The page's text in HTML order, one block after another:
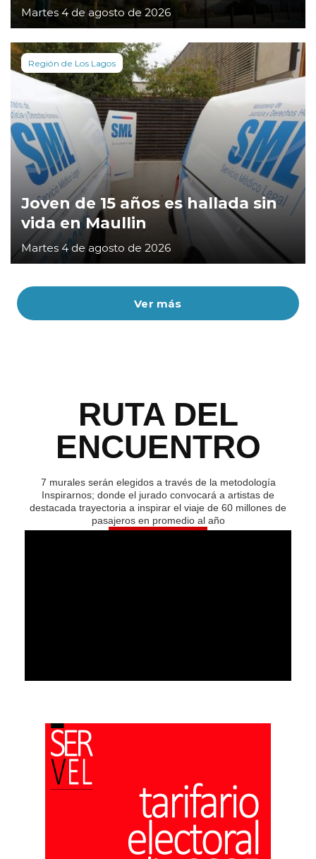
Ver más
Martes 4 de agosto de 2026
Región de Los Lagos
Joven de 15 años es hallada sin
vida en Maullin
Martes 4 de agosto de 2026
RUTA DEL
ENCUENTRO
7 murales serán elegidos a través de la metodología
Inspirarnos; donde el jurado convocará a artistas de
destacada trayectoria a inspirar el viaje de 60 millones de
pasajeros en promedio al año